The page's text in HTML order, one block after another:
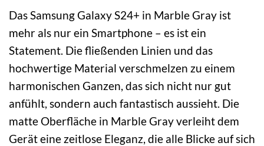
Das Samsung Galaxy S24+ in Marble Gray ist
mehr als nur ein Smartphone – es ist ein
Statement. Die fließenden Linien und das
hochwertige Material verschmelzen zu einem
harmonischen Ganzen, das sich nicht nur gut
anfühlt, sondern auch fantastisch aussieht. Die
matte Oberfläche in Marble Gray verleiht dem
Gerät eine zeitlose Eleganz, die alle Blicke auf sich